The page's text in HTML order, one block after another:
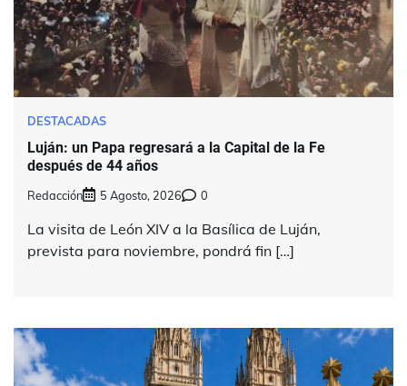
DESTACADAS
Luján: un Papa regresará a la Capital de la Fe
después de 44 años
Redacción 5 Agosto, 2026 0
La visita de León XIV a la Basílica de Luján,
prevista para noviembre, pondrá fin […]